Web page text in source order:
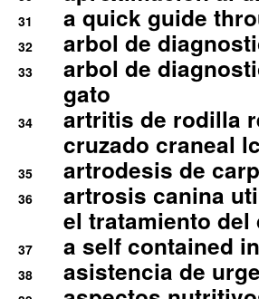
31 a quick guide
32 arbol de
33
arbol de
gato
34
artritis de rodilla
cruzado craneal
35 artrodesis de
36
artrosis canina
el tratamiento
37 a self contained
38 asistencia de